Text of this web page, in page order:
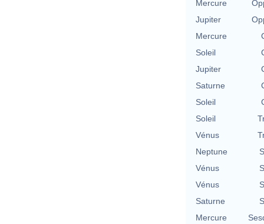
Mercure
Jupiter
Mercure
Soleil
Jupiter
Saturne
Soleil
Soleil
Vénus
Neptune
Vénus
Vénus
Saturne
Mercure